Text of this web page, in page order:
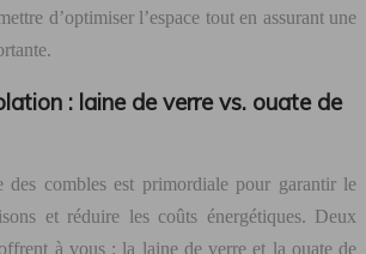
d’optimiser l’espace tout en assurant une
: laine de verre vs. ouate de
des combles est primordiale pour garantir le
et réduire les coûts énergétiques. Deux
à vous : la laine de verre et la ouate de